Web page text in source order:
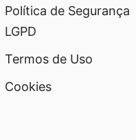
Política de Segurança
LGPD
Termos de Uso
Cookies